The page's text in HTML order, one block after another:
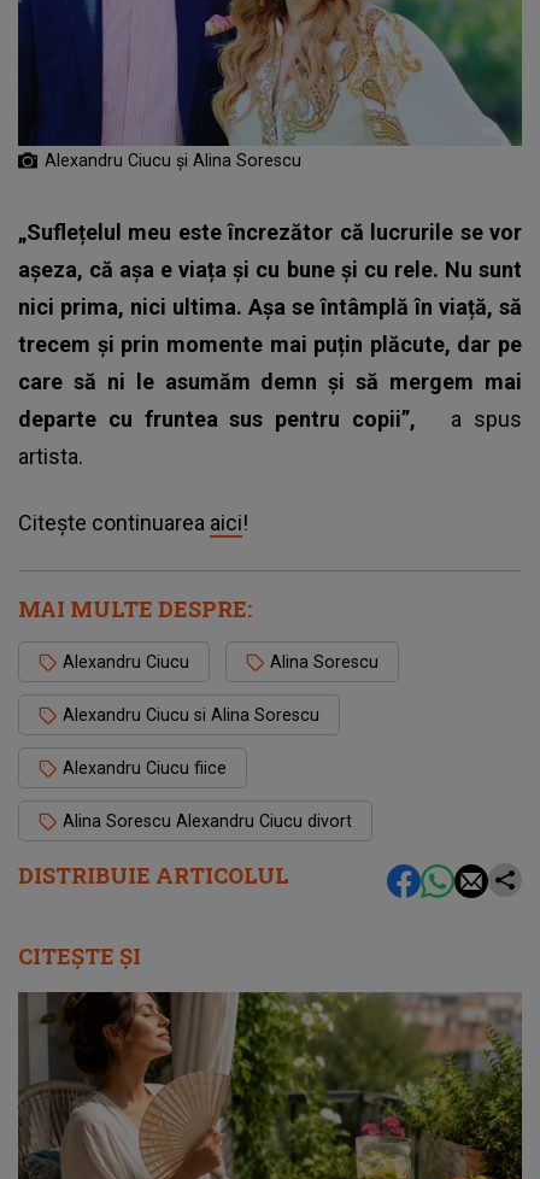
DISTRIBUIE ARTICOLUL
Alexandru Ciucu și Alina Sorescu
„Suflețelul meu este încrezător că lucrurile se vor
așeza, că așa e viața și cu bune și cu rele. Nu sunt
nici prima, nici ultima. Așa se întâmplă în viață, să
trecem și prin momente mai puțin plăcute, dar pe
care să ni le asumăm demn și să mergem mai
departe cu fruntea sus pentru copii”, a spus
artista.
Citește continuarea aici!
MAI MULTE DESPRE:
Alexandru Ciucu Alina Sorescu
Alexandru Ciucu si Alina Sorescu
Alexandru Ciucu fiice
Alina Sorescu Alexandru Ciucu divort
CITEȘTE ȘI